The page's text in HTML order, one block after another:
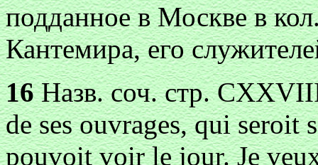
подданное в Москве в
Кантемира, его
16Назв. соч. стр.
de ses ouvrages, qui seroit
pouvoit voir le jour. Je